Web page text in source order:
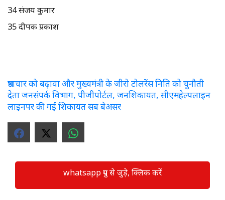
34 संजय कुमार
35 दीपक प्रकाश
भ्रष्टाचार को बढ़ावा और मुख्यमंत्री के जीरो टोलरेंस निति को चुनौती
देता जनसंपर्क विभाग, पीजीपोर्टल, जनशिकायत, सीएमहेल्पलाइन
लाइनपर की गई शिकायत सब बेअसर
whatsapp ग्रुप से जुड़े, क्लिक करें